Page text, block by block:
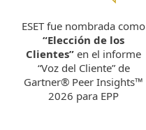
ESET fue nombrada como
“Elección de los
Clientes” en el informe
“Voz del Cliente” de
Gartner® Peer Insights™
2026 para EPP